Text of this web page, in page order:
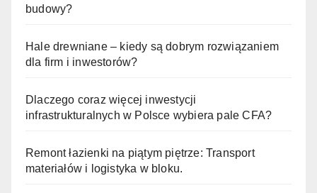
budowy?
Hale drewniane – kiedy są dobrym rozwiązaniem
dla firm i inwestorów?
Dlaczego coraz więcej inwestycji
infrastrukturalnych w Polsce wybiera pale CFA?
Remont łazienki na piątym piętrze: Transport
materiałów i logistyka w bloku.